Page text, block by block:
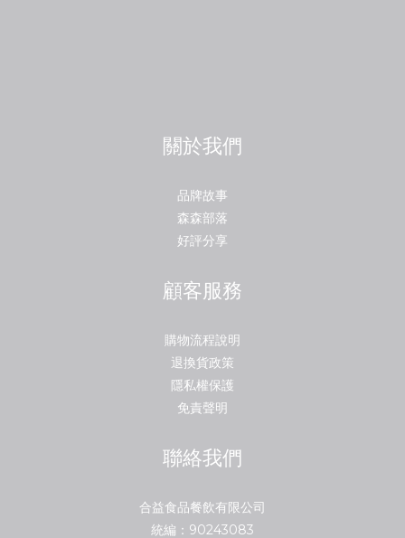
關於我們
品牌故事
森森部落
好評分享
顧客服務
購物流程說明
退換貨政策
隱私權保護
免責聲明
聯絡我們
合益食品餐飲有限公司
統編：90243083